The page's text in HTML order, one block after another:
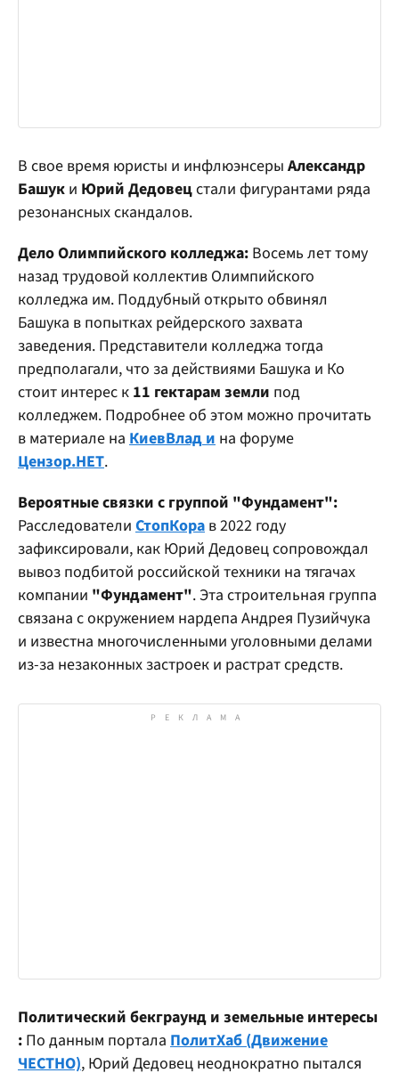
В свое время юристы и инфлюэнсеры Александр
Башук и Юрий Дедовецстали фигурантами ряда
резонансных скандалов.
Дело Олимпийского колледжа: Восемь лет тому
назад трудовой коллектив Олимпийского
колледжа им. Поддубный открыто обвинял
Башука в попытках рейдерского захвата
заведения. Представители колледжа тогда
предполагали, что за действиями Башука и Ко
стоит интерес к 11 гектарам земли под
колледжем. Подробнее об этом можно прочитать
в материале на КиевВлади на форуме
Цензор.НЕТ.
Вероятныесвязки с группой "Фундамент":
Расследователи СтопКора в 2022 году
зафиксировали, как Юрий Дедовец сопровождал
вывоз подбитой российской техники на тягачах
компании "Фундамент". Эта строительная группа
связана с окружением нардепа Андрея Пузийчука
и известна многочисленными уголовными делами
из-за незаконных застроек и растрат средств.
Политический бекграунд и земельные интересы
: По данным портала ПолитХаб (Движение
ЧЕСТНО), Юрий Дедовец неоднократно пытался